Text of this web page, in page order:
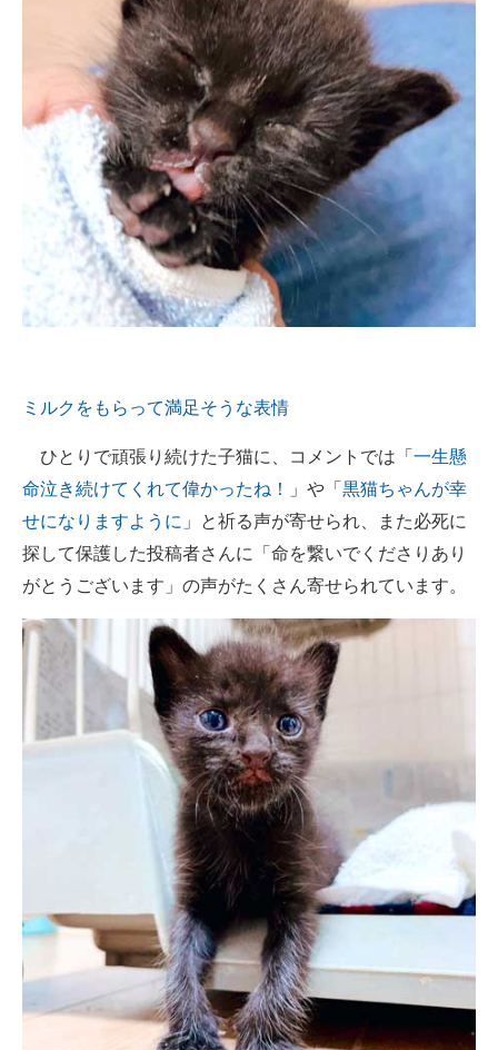
ミルクをもらって満足そうな表情
ひとりで頑張り続けた子猫に、コメントでは「 一生懸
命泣き続けてくれて偉かったね！
」や「 黒猫ちゃんが幸
せになりますように 」と祈る声が寄せられ、また必死に
探して保護した投稿者さんに「命を繋いでくださりあり
がとうございます」の声がたくさん寄せられています。